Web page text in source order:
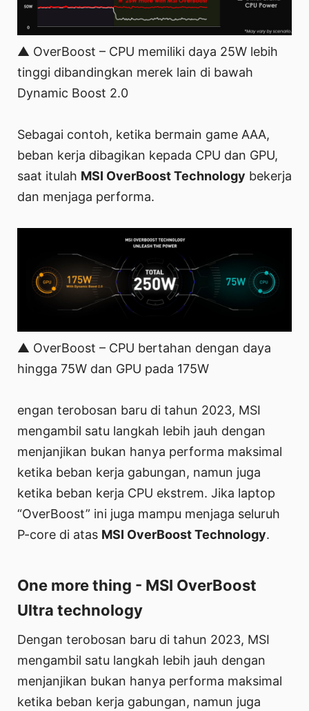
▲ OverBoost – CPU memiliki daya 25W lebih
tinggi dibandingkan merek lain di bawah
Dynamic Boost 2.0
Sebagai contoh, ketika bermain game AAA,
beban kerja dibagikan kepada CPU dan GPU,
saat itulah MSI OverBoost Technology bekerja
dan menjaga performa.
▲ OverBoost – CPU bertahan dengan daya
hingga 75W dan GPU pada 175W
engan terobosan baru di tahun 2023, MSI
mengambil satu langkah lebih jauh dengan
menjanjikan bukan hanya performa maksimal
ketika beban kerja gabungan, namun juga
ketika beban kerja CPU ekstrem. Jika laptop
“OverBoost” ini juga mampu menjaga seluruh
P-core di atas MSI OverBoost Technology.
One more thing - MSI OverBoost
Ultra technology
Dengan terobosan baru di tahun 2023, MSI
mengambil satu langkah lebih jauh dengan
menjanjikan bukan hanya performa maksimal
ketika beban kerja gabungan, namun juga